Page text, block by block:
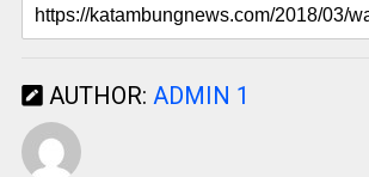
AUTHOR: ADMIN 1